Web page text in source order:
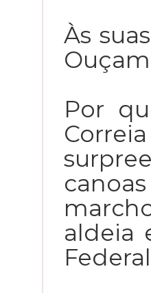
Às
Por
aldeia